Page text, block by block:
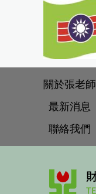
關於張老師
最新消息
聯絡我們